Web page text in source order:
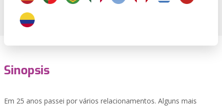
Sinopsis
Em 25 anos passei por vários relacionamentos. Alguns mais